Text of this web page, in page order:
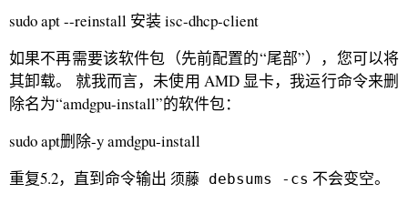
sudo apt --reinstall 安装 isc-dhcp-client
如果不再需要该软件包（先前配置的“尾部”），您可以将
其卸载。 就我而言，未使用 AMD 显卡，我运行命令来删
除名为“amdgpu-install”的软件包：
sudo apt删除-y amdgpu-install
重复5.2，直到命令输出 须藤 debsums -cs 不会变空。